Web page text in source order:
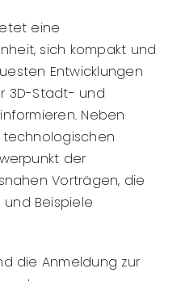
eine
sich kompakt und
Entwicklungen
3D-Stadt- und
Neben
der
Vorträgen, die
Beispiele
die Anmeldung zur